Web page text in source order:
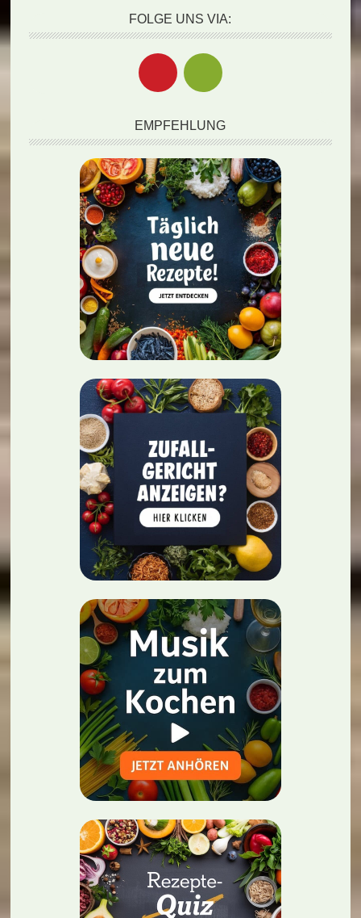
FOLGE UNS VIA:
EMPFEHLUNG